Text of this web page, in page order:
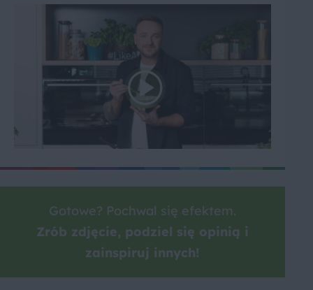
Gotowe? Pochwal się efektem.
Zrób zdjęcie, podziel się opinią i
zainspiruj innych!